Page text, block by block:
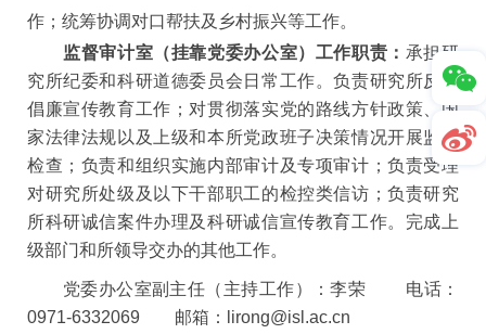
作；统筹协调对口帮扶及乡村振兴等工作。
监督审计室（挂靠党委办公室）工作职责： 承担研
究所纪委和科研道德委员会日常工作。负责研究所反腐
倡廉宣传教育工作；对贯彻落实党的路线方针政策、国
家法律法规以及上级和本所党政班子决策情况开展监督
检查；负责和组织实施内部审计及专项审计；负责受理
对研究所处级及以下干部职工的检控类信访；负责研究
所科研诚信案件办理及科研诚信宣传教育工作。完成上
级部门和所领导交办的其他工作。
党委办公室副主任（主持工作）：李荣 电话：
0971-6332069 邮箱：lirong@isl.ac.cn